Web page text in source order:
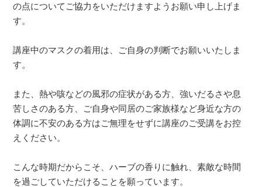
の点についてご協力をいただけますようお願い申し上げま
す。
講座中のマスクの着用は、ご自身の判断でお願いいたしま
す。
また、熱や咳などの風邪の症状がある方、強いだるさや息
苦しさのある方、ご自身や同居のご家族様など身近な方の
体調に不安のある方はご無理をせずに講座のご受講をお控
えください。
こんな時期だからこそ、ハーブの香りに触れ、素敵な時間
を過ごしていただけることを願っています。